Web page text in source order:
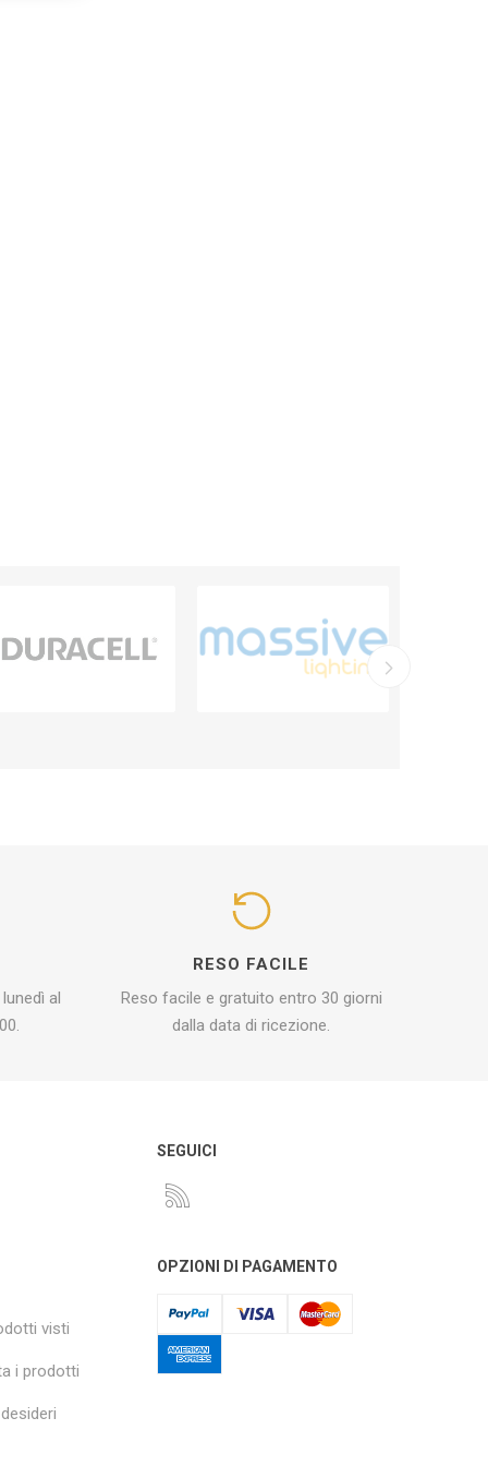
al
RESO FACILE
Reso facile e gratuito entro 30 giorni
dalla data di ricezione.
visti
i prodotti
SEGUICI
OPZIONI DI PAGAMENTO